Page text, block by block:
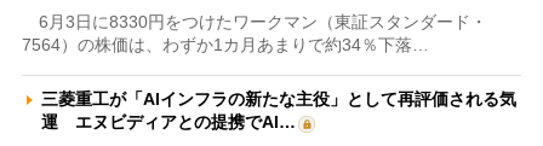
6月3日に8330円をつけたワークマン（東証スタンダード・
7564）の株価は、わずか1カ月あまりで約34％下落…
三菱重工が「AIインフラの新たな主役」として再評価される気
運 エヌビディアとの提携でAI…